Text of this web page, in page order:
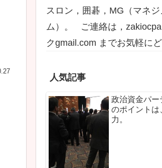
スロン，囲碁，MG（マネ
ム）。 ご連絡は，
クgmail.com までお気軽にど
人気記事
政治資金パー
のポイントは
力。